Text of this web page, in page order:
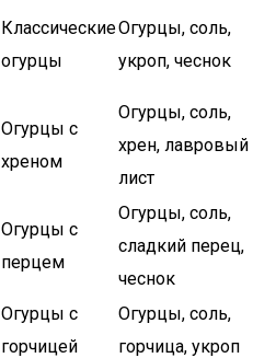
Классические
огурцы
Огурцы, соль,
укроп, чеснок
Огурцы с
хреном
Огурцы, соль,
хрен, лавровый
лист
Огурцы с
перцем
Огурцы, соль,
сладкий перец,
чеснок
Огурцы с
горчицей
Огурцы, соль,
горчица, укроп